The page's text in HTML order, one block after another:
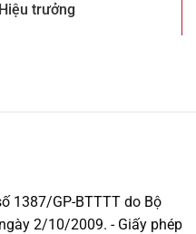
trưởng
1387/GP-BTTTT do Bộ
2/10/2009. - Giấy phép